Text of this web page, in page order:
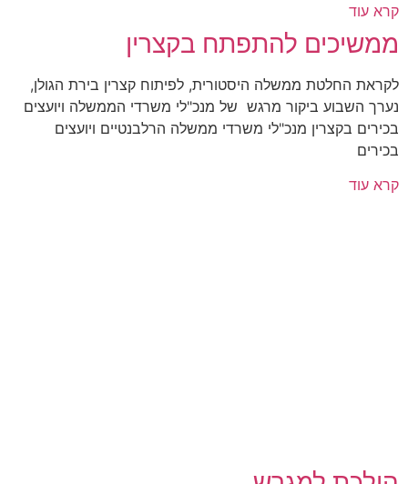
קרא עוד
ממשיכים להתפתח בקצרין
לקראת החלטת ממשלה היסטורית, לפיתוח קצרין בירת הגולן,
נערך השבוע ביקור מרגש של מנכ"לי משרדי הממשלה ויועצים
בכירים בקצרין מנכ"לי משרדי ממשלה הרלבנטיים ויועצים
בכירים
קרא עוד